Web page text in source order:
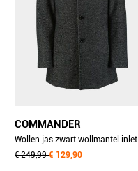
COMMANDER
Wollen jas zwart wollmantel inlet
213013461/901
€ 249,99€ 129,90